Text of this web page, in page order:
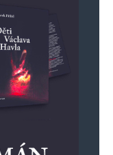
ses
kdy bude